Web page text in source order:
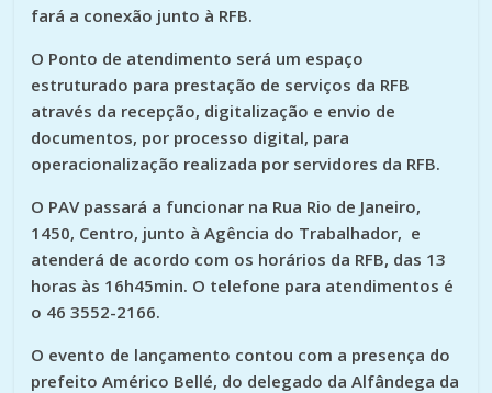
fará a conexão junto à RFB.
O Ponto de atendimento será um espaço
estruturado para prestação de serviços da RFB
através da recepção, digitalização e envio de
documentos, por processo digital, para
operacionalização realizada por servidores da RFB.
O PAV passará a funcionar na Rua Rio de Janeiro,
1450, Centro, junto à Agência do Trabalhador, e
atenderá de acordo com os horários da RFB, das 13
horas às 16h45min. O telefone para atendimentos é
o 46 3552-2166.
O evento de lançamento contou com a presença do
prefeito Américo Bellé, do delegado da Alfândega da